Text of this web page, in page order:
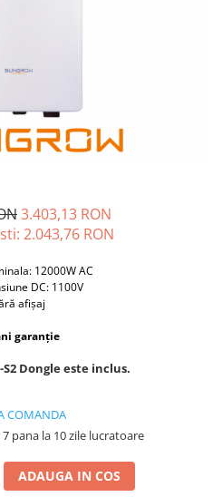
3.403,13 RON
2.043,76 RON
12000W AC
DC: 1100V
afișaj
garanție
Dongle este inclus.
COMANDA
7 pana la 10 zile lucratoare
ADAUGA IN COS